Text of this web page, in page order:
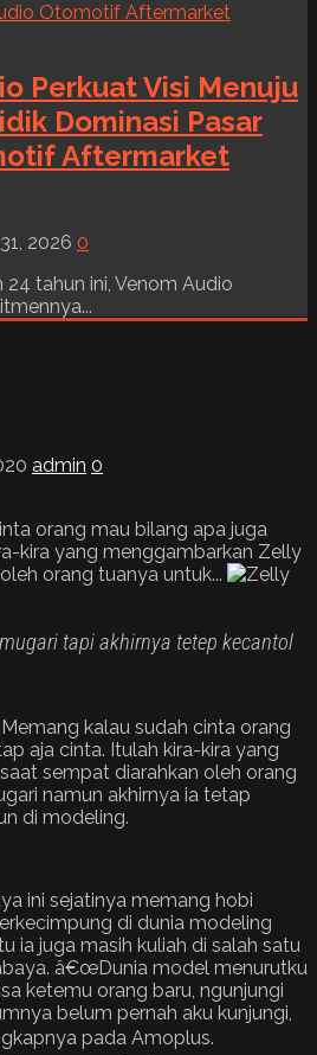
Perkuat Visi Menuju
Dominasi Pasar
Aftermarket
2026 0
24 tahun ini, Venom Audio
admin 0
orang mau bilang apa juga
kira yang menggambarkan Zelly
orang tuanya untuk...
tapi akhirnya tetep kecantol
Memang kalau sudah cinta orang
aja cinta. Itulah kira-kira yang
sempat diarahkan oleh orang
namun akhirnya ia tetap
di modeling.
ini sejatinya memang hobi
di dunia modeling
ia juga masih kuliah di salah satu
â€œDunia model menurutku
ketemu orang baru, ngunjungi
belum pernah aku kunjungi,
pada Amoplus.